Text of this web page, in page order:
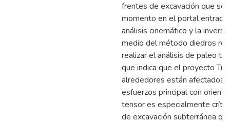
frentes de excavación que se
momento en el portal
análisis cinemático y la
medio del método diedros
realizar el análisis de paleo
que indica que el proyecto
alrededores están afectados
esfuerzos principal con
tensor es especialmente
de excavación subterránea